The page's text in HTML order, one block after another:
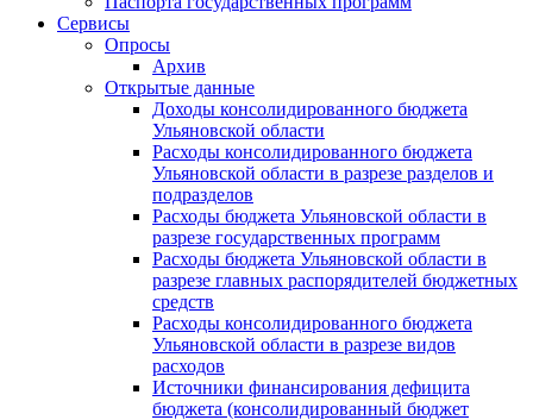
Сервисы
Опросы
Архив
Открытые данные
Доходы консолидированного бюджета
Ульяновской области
Расходы консолидированного бюджета
Ульяновской области в разрезе разделов и
подразделов
Расходы бюджета Ульяновской области в
разрезе государственных программ
Расходы бюджета Ульяновской области в
разрезе главных распорядителей бюджетных
средств
Расходы консолидированного бюджета
Ульяновской области в разрезе видов
расходов
Источники финансирования дефицита
бюджета (консолидированный бюджет